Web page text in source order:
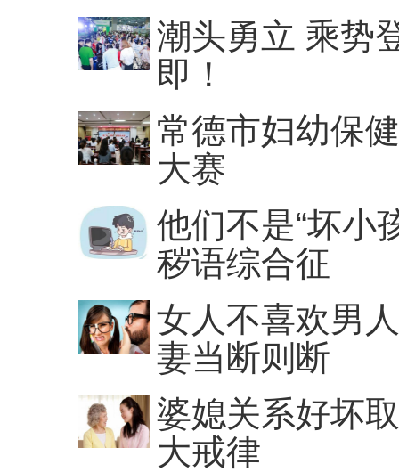
潮头勇立 乘势
即！
常德市妇幼保
大赛
他们不是“坏小
秽语综合征
女人不喜欢男
妻当断则断
婆媳关系好坏
大戒律